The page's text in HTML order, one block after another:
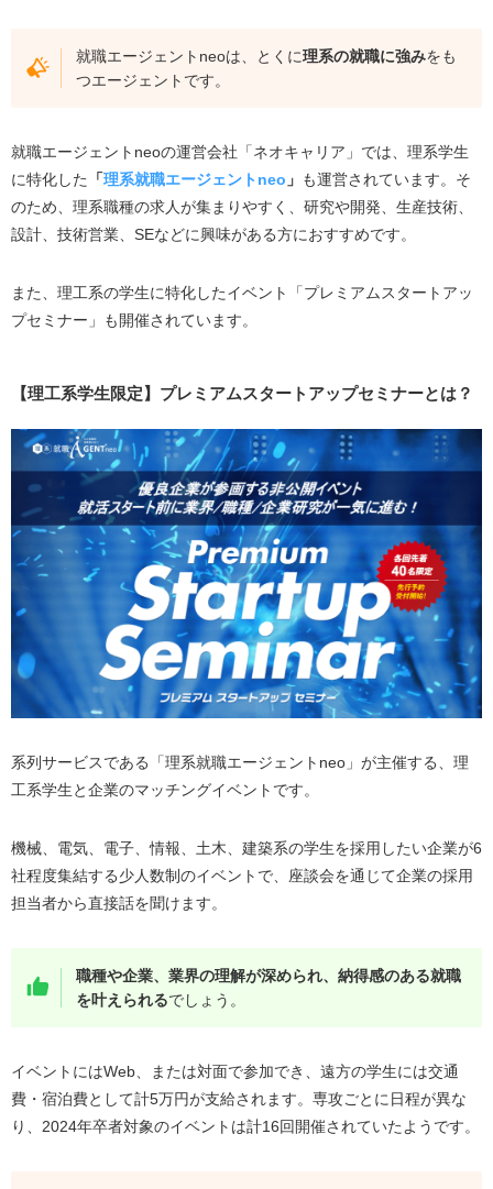
就職エージェントneoは、とくに理系の就職に強みをも
つエージェントです。
就職エージェントneoの運営会社「ネオキャリア」では、理系学生
に特化した
「理系就職エージェントneo 」 も運営されています。そ
のため、理系職種の求人が集まりやすく、研究や開発、生産技術、
設計、技術営業、SEなどに興味がある方におすすめです。
また、理工系の学生に特化したイベント「プレミアムスタートアッ
プセミナー」も開催されています。
【理工系学生限定】プレミアムスタートアップセミナーとは？
系列サービスである「理系就職エージェントneo」が主催する、理
工系学生と企業のマッチングイベントです。
機械、電気、電子、情報、土木、建築系の学生を採用したい企業が6
社程度集結する少人数制のイベントで、座談会を通じて企業の採用
担当者から直接話を聞けます。
職種や企業、業界の理解が深められ、納得感のある就職
を叶えられるでしょう。
イベントにはWeb、または対面で参加でき、遠方の学生には交通
費・宿泊費として計5万円が支給されます。専攻ごとに日程が異な
り、2024年卒者対象のイベントは計16回開催されていたようです。